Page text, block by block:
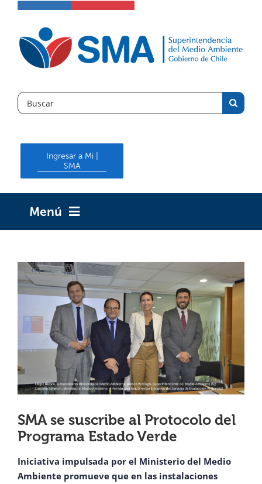
content
Search
for:
Ingresar a Mi |
SMA
Menú
¿QUIÉNES SOMOS?
OFICINAS REGIONALES
DOCUMENTOS
PREGUNTAS FRECUENTES
CONTACTO
View
Larger
Image
SMA se suscribe al Protocolo del
Programa Estado Verde
Iniciativa impulsada por el Ministerio del Medio
Ambiente promueve que en las instalaciones